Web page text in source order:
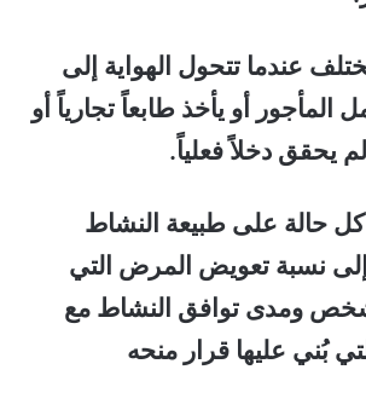
عندما تتحول الهواية إلى
المأجور أو يأخذ طابعاً تجارياً أو
يحقق دخلاً فعلياً.
كل حالة على طبيعة النشاط
نسبة تعويض المرض التي
ومدى توافق النشاط مع
بُني عليها قرار منحه